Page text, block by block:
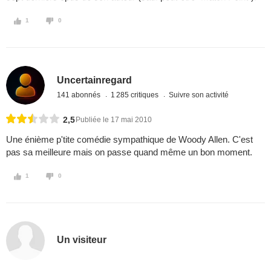
1 0
Uncertainregard
141 abonnés 1 285 critiques Suivre son activité
2,5 Publiée le 17 mai 2010
Une énième p'tite comédie sympathique de Woody Allen. C'est
pas sa meilleure mais on passe quand même un bon moment.
1 0
Un visiteur